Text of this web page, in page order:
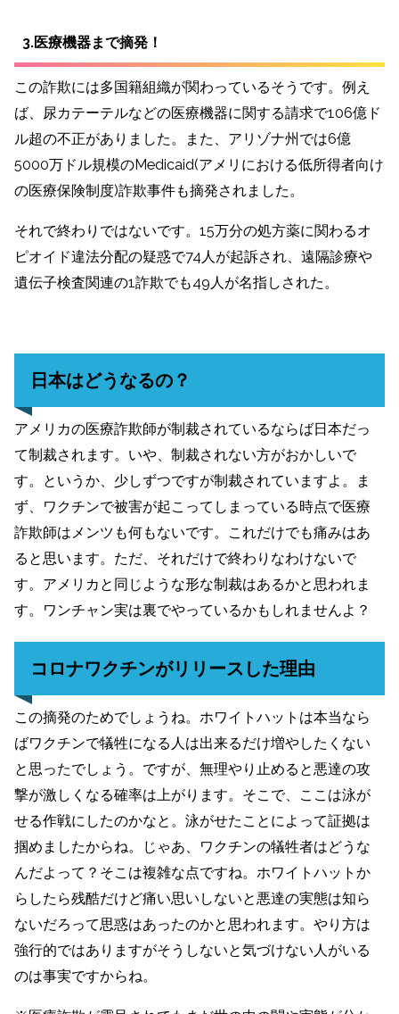
3.医療機器まで摘発！
この詐欺には多国籍組織が関わっているそうです。例え
ば、尿カテーテルなどの医療機器に関する請求で106億ド
ル超の不正がありました。また、アリゾナ州では6億
5000万ドル規模のMedicaid(アメリにおける低所得者向け
の医療保険制度)詐欺事件も摘発されました。
それで終わりではないです。15万分の処方薬に関わるオ
ピオイド違法分配の疑惑で74人が起訴され、遠隔診療や
遺伝子検査関連の1詐欺でも49人が名指しされた。
日本はどうなるの？
アメリカの医療詐欺師が制裁されているならば日本だっ
て制裁されます。いや、制裁されない方がおかしいで
す。というか、少しずつですが制裁されていますよ。ま
ず、ワクチンで被害が起こってしまっている時点で医療
詐欺師はメンツも何もないです。これだけでも痛みはあ
ると思います。ただ、それだけで終わりなわけないで
す。アメリカと同じような形な制裁はあるかと思われま
す。ワンチャン実は裏でやっているかもしれませんよ？
コロナワクチンがリリースした理由
この摘発のためでしょうね。ホワイトハットは本当なら
ばワクチンで犠牲になる人は出来るだけ増やしたくない
と思ったでしょう。ですが、無理やり止めると悪達の攻
撃が激しくなる確率は上がります。そこで、ここは泳が
せる作戦にしたのかなと。泳がせたことによって証拠は
掴めましたからね。じゃあ、ワクチンの犠牲者はどうな
んだよって？そこは複雑な点ですね。ホワイトハットか
らしたら残酷だけど痛い思いしないと悪達の実態は知ら
ないだろって思惑はあったのかと思われます。やり方は
強行的ではありますがそうしないと気づけない人がいる
のは事実ですからね。